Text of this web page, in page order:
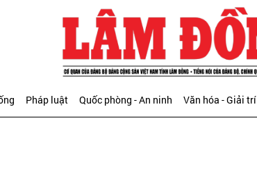
Pháp luật Quốc phòng - An ninh Văn hóa - Giải trí